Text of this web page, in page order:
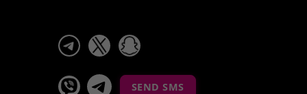
telegram
viber Telegram La Celestina
SEND SMS